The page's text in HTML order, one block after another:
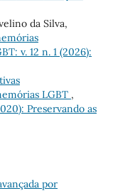
da Silva,
v. 12 n. 1 (2026):
LGBT ,
Preservando as
por